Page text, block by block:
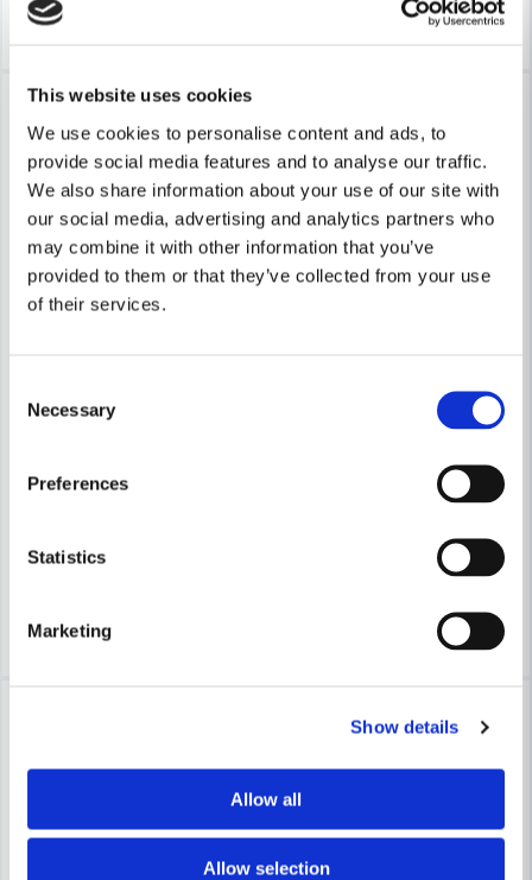
This website uses cookies
We use cookies to personalise content and ads, to
provide social media features and to analyse our traffic.
We also share information about your use of our site with
our social media, advertising and analytics partners who
may combine it with other information that you’ve
provided to them or that they’ve collected from your use
of their services.
Selection
Necessary
Preferences
Statistics
Marketing
Show details
Allow all
Allow selection
Köp
Leveranstid ifrån leverantör ca
-14%
Leveranstid ifrån leverantör ca